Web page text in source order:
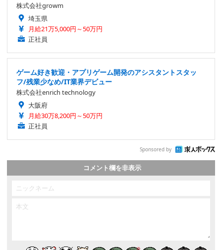
株式会社growm
埼玉県
月給21万5,000円～50万円
正社員
ゲーム好き歓迎・アプリゲーム開発のアシスタントスタッ
フ/残業少なめ/IT業界デビュー
株式会社enrich technology
大阪府
月給30万8,200円～50万円
正社員
Sponsored by
コメント欄を非表示